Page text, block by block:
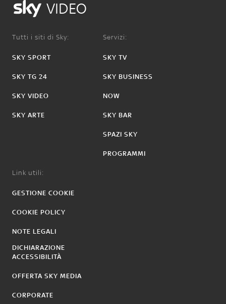
VIDEO
Tutti i siti di Sky:
SKY SPORT
SKY TG 24
SKY VIDEO
SKY ARTE
Servizi:
SKY TV
SKY BUSINESS
NOW
SKY BAR
SPAZI SKY
PROGRAMMI
Link utili:
GESTIONE COOKIE
COOKIE POLICY
NOTE LEGALI
DICHIARAZIONE
ACCESSIBILITÀ
OFFERTA SKY MEDIA
CORPORATE